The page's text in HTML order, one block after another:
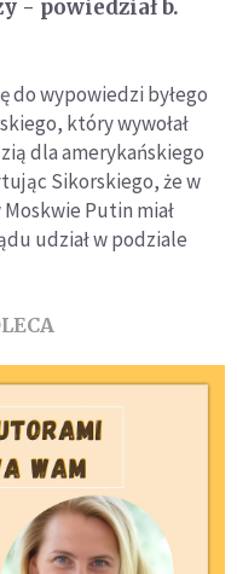
- powiedział b.
do wypowiedzi byłego
który wywołał
dla amerykańskiego
Sikorskiego, że w
Putin miał
udział w podziale